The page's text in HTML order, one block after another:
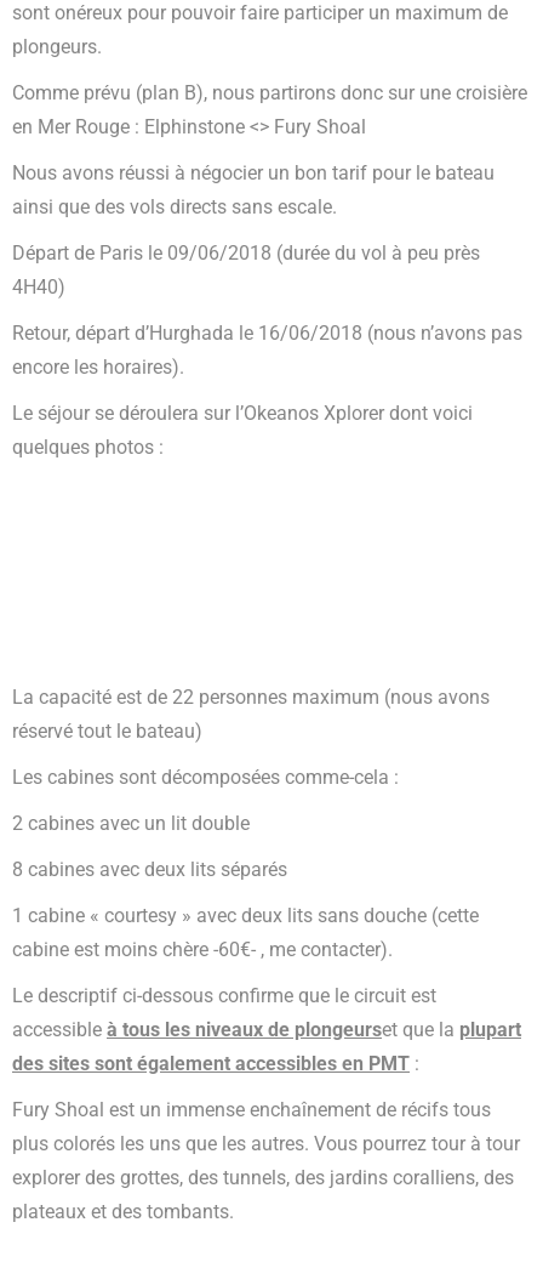
sont onéreux pour pouvoir faire participer un maximum de
plongeurs.
Comme prévu (plan B), nous partirons donc sur une croisière
en Mer Rouge : Elphinstone <> Fury Shoal
Nous avons réussi à négocier un bon tarif pour le bateau
ainsi que des vols directs sans escale.
Départ de Paris le 09/06/2018 (durée du vol à peu près
4H40)
Retour, départ d’Hurghada le 16/06/2018 (nous n’avons pas
encore les horaires).
Le séjour se déroulera sur l’Okeanos Xplorer dont voici
quelques photos :
La capacité est de 22 personnes maximum (nous avons
réservé tout le bateau)
Les cabines sont décomposées comme-cela :
2 cabines avec un lit double
8 cabines avec deux lits séparés
1 cabine « courtesy » avec deux lits sans douche (cette
cabine est moins chère -60€- , me contacter).
Le descriptif ci-dessous confirme que le circuit est
accessible à tous les niveaux de plongeurset que la plupart
des sites sont également accessibles en PMT :
Fury Shoal est un immense enchaînement de récifs tous
plus colorés les uns que les autres. Vous pourrez tour à tour
explorer des grottes, des tunnels, des jardins coralliens, des
plateaux et des tombants.